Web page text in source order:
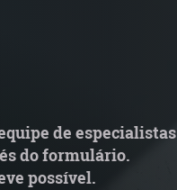
de especialistas
do formulário.
possível.